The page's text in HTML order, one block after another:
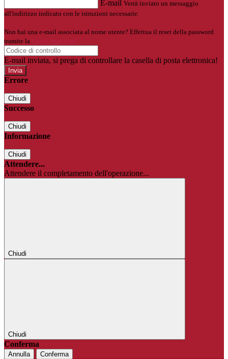
E-mail Verrà inviato un messaggio
all'indirizzo indicato con le istruzioni necessarie.
Non hai una e-mail associata al nome utente? Effettua il reset della password
tramite la
Login Spaggiari
E-mail inviata, si prega di controllare la casella di posta elettronica!
Errore
Chiudi
Successo
Chiudi
Informazione
Chiudi
Attendere...
Attendere il completamento dell'operazione...
Chiudi
Chiudi
Conferma
Annulla Conferma